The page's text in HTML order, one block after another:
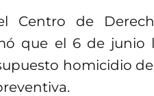
Centro de
que el 6 de junio
homicidio